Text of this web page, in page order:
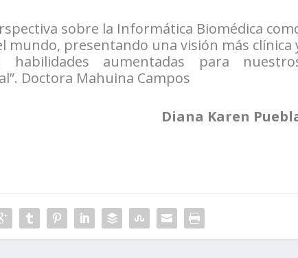
sobre la Informática Biomédica
mundo, presentando una visión más clínica
habilidades aumentadas para
Doctora Mahuina Campos
Diana Karen